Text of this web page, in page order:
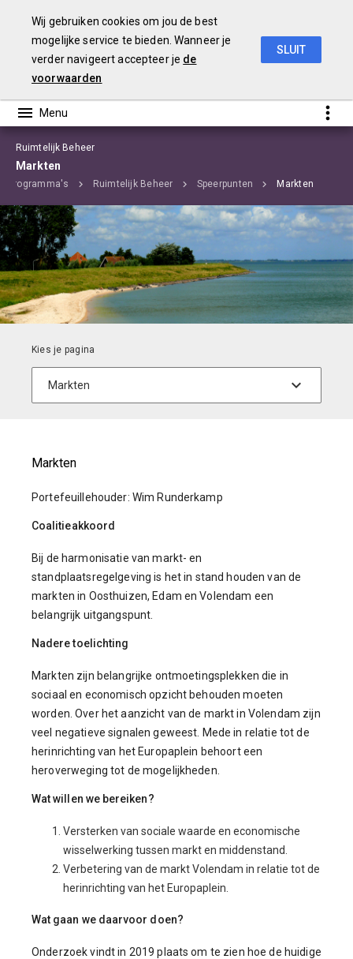
Ruimtelijk Beheer
Markten
Programma's Ruimtelijk Beheer Speerpunten Markten
Markten
Portefeuillehouder: Wim Runderkamp
Coalitieakkoord
Bij de harmonisatie van markt- en
standplaatsregelgeving is het in stand houden van de
markten in Oosthuizen, Edam en Volendam een
belangrijk uitgangspunt.
Nadere toelichting
Markten zijn belangrijke ontmoetingsplekken die in
sociaal en economisch opzicht behouden moeten
worden. Over het aanzicht van de markt in Volendam zijn
veel negatieve signalen geweest. Mede in relatie tot de
herinrichting van het Europaplein behoort een
heroverweging tot de mogelijkheden.
Wat willen we bereiken?
Versterken van sociale waarde en economische
wisselwerking tussen markt en middenstand.
Verbetering van de markt Volendam in relatie tot de
herinrichting van het Europaplein.
Wat gaan we daarvoor doen?
Onderzoek vindt in 2019 plaats om te zien hoe de huidige
Wij gebruiken cookies om jou de best
mogelijke service te bieden. Wanneer je
verder navigeert accepteer je de
voorwaarden
SLUIT